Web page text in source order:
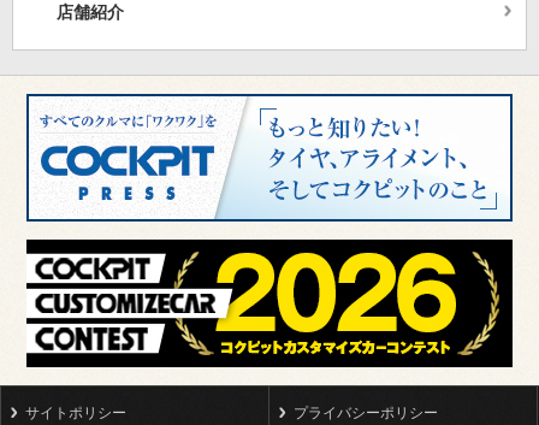
店舗紹介
サイトポリシー プライバシーポリシー